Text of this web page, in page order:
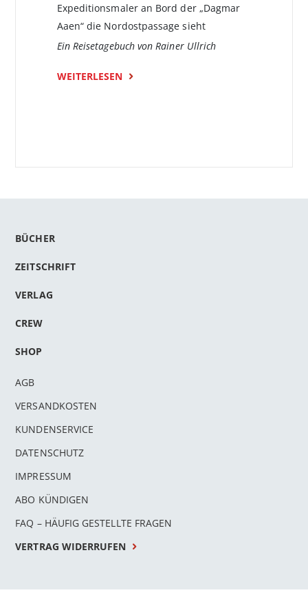
Expeditionsmaler an Bord der „Dagmar
Aaen“ die Nordostpassage sieht
Ein Reisetagebuch von Rainer Ullrich
WEITERLESEN
BÜCHER
ZEITSCHRIFT
VERLAG
CREW
SHOP
AGB
VERSANDKOSTEN
KUNDENSERVICE
DATENSCHUTZ
IMPRESSUM
ABO KÜNDIGEN
FAQ – HÄUFIG GESTELLTE FRAGEN
VERTRAG WIDERRUFEN